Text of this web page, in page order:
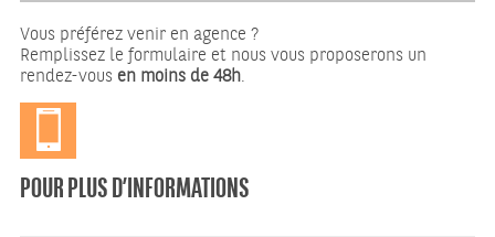
Vous préférez venir en agence ?
Remplissez le formulaire et nous vous proposerons un
rendez-vous en moins de 48h.
POUR PLUS D’INFORMATIONS